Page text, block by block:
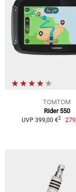
TOMTOM
Rider 550
UVP 399,00 €2